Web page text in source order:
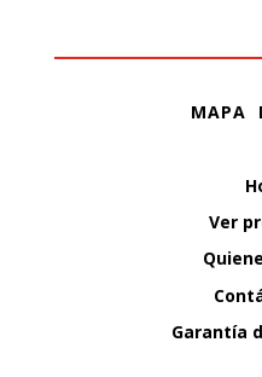
MAPA
Ver
Garantía